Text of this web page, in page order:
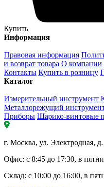
Купить
Информация
Правовая информация
и возврат товара О компании
Контакты Купить в розницу
Каталог
Измерительный инструмент
Металлорежущий
Приборы Шарико-винтовые
г. Москва, ул. Электродная, д.
Офис: с 8:45 до 17:30, в
Склад: с 10:00 до 16:00, в